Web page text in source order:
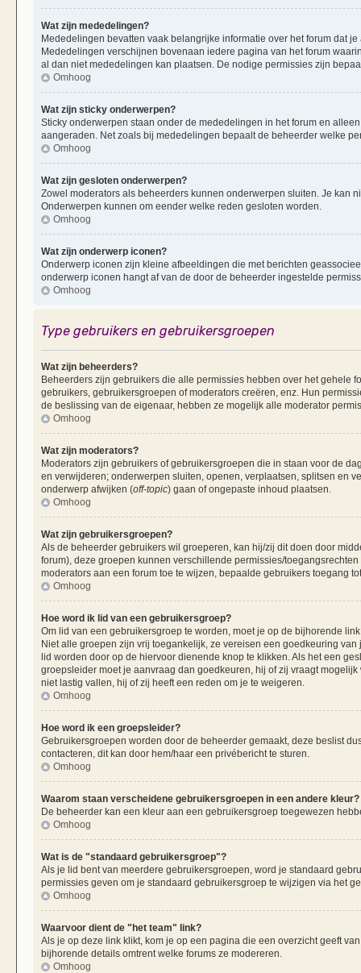
Wat zijn mededelingen?
Mededelingen bevatten vaak belangrijke informatie over het forum dat
Mededelingen verschijnen bovenaan iedere pagina van het forum
al dan niet mededelingen kan plaatsen. De nodige permissies zijn
Omhoog
Wat zijn sticky onderwerpen?
Sticky onderwerpen staan onder de mededelingen in het forum en
aangeraden. Net zoals bij mededelingen bepaalt de beheerder welke
Omhoog
Wat zijn gesloten onderwerpen?
Zowel moderators als beheerders kunnen onderwerpen sluiten. Je kan
Onderwerpen kunnen om eender welke reden gesloten worden.
Omhoog
Wat zijn onderwerp iconen?
Onderwerp iconen zijn kleine afbeeldingen die met berichten
onderwerp iconen hangt af van de door de beheerder ingestelde
Omhoog
Type gebruikers en gebruikersgroepen
Wat zijn beheerders?
Beheerders zijn gebruikers die alle permissies hebben over het gehele
gebruikers, gebruikersgroepen of moderators creëren, enz. Hun
de beslissing van de eigenaar, hebben ze mogelijk alle moderator
Omhoog
Wat zijn moderators?
Moderators zijn gebruikers of gebruikersgroepen die in staan voor de
en verwijderen; onderwerpen sluiten, openen, verplaatsen, splitsen en
onderwerp afwijken (off-topic) gaan of ongepaste inhoud plaatsen.
Omhoog
Wat zijn gebruikersgroepen?
Als de beheerder gebruikers wil groeperen, kan hij/zij dit doen door
forum), deze groepen kunnen verschillende permissies/
moderators aan een forum toe te wijzen, bepaalde gebruikers toegang
Omhoog
Hoe word ik lid van een gebruikersgroep?
Om lid van een gebruikersgroep te worden, moet je op de bijhorende
Niet alle groepen zijn vrij toegankelijk, ze vereisen een goedkeuring
lid worden door op de hiervoor dienende knop te klikken. Als het een
groepsleider moet je aanvraag dan goedkeuren, hij of zij vraagt
niet lastig vallen, hij of zij heeft een reden om je te weigeren.
Omhoog
Hoe word ik een groepsleider?
Gebruikersgroepen worden door de beheerder gemaakt, deze beslist
contacteren, dit kan door hem/haar een privébericht te sturen.
Omhoog
Waarom staan verscheidene gebruikersgroepen in een andere kleur?
De beheerder kan een kleur aan een gebruikersgroep toegewezen
Omhoog
Wat is de "standaard gebruikersgroep"?
Als je lid bent van meerdere gebruikersgroepen, word je standaard
permissies geven om je standaard gebruikersgroep te wijzigen via het
Omhoog
Waarvoor dient de "het team" link?
Als je op deze link klikt, kom je op een pagina die een overzicht geeft
bijhorende details omtrent welke forums ze modereren.
Omhoog